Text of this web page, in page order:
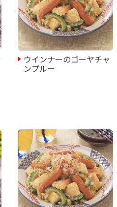
ウインナーのゴーヤチャ
ンプルー